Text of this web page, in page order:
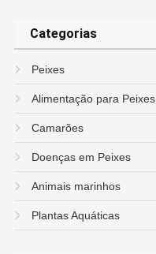
Categorias
Peixes
Alimentação para Peixes
Camarões
Doenças em Peixes
Animais marinhos
Plantas Aquáticas